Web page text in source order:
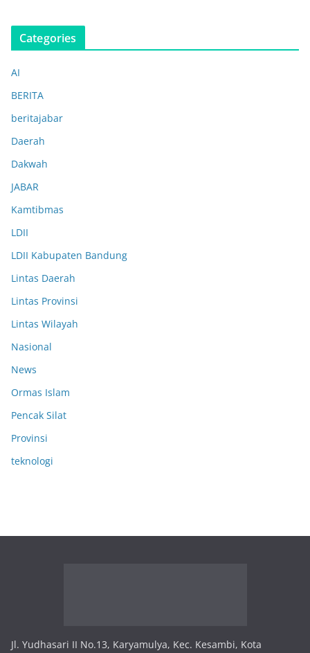
Categories
AI
BERITA
beritajabar
Daerah
Dakwah
JABAR
Kamtibmas
LDII
LDII Kabupaten Bandung
Lintas Daerah
Lintas Provinsi
Lintas Wilayah
Nasional
News
Ormas Islam
Pencak Silat
Provinsi
teknologi
Jl. Yudhasari II No.13, Karyamulya, Kec. Kesambi, Kota